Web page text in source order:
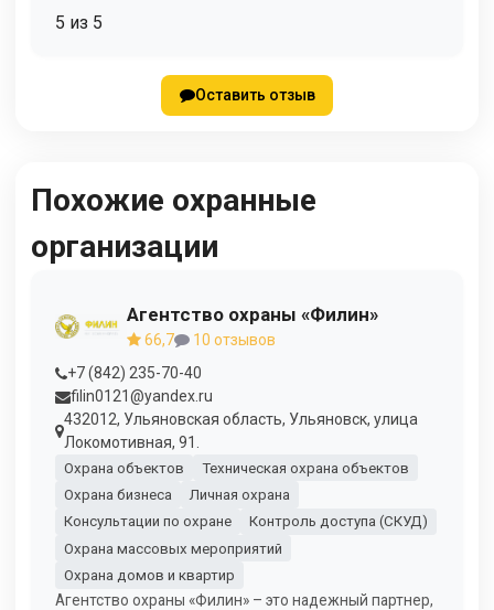
5 из 5
Оставить отзыв
Похожие охранные
организации
Агентство охраны «Филин»
66,7
10 отзывов
+7 (842) 235-70-40
filin0121@yandex.ru
432012, Ульяновская область, Ульяновск, улица
Локомотивная, 91.
Охрана объектов
Техническая охрана объектов
Охрана бизнеса
Личная охрана
Консультации по охране
Контроль доступа (СКУД)
Охрана массовых мероприятий
Охрана домов и квартир
Агентство охраны «Филин» – это надежный партнер,